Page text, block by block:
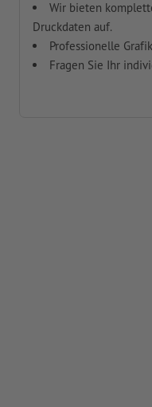
Wir bieten
Druckdaten auf.
Professionelle
Fragen Sie Ihr